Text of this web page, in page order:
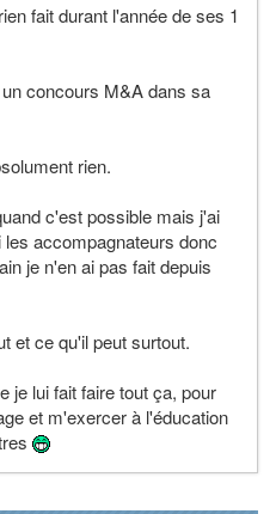
fait durant l'année de ses 1
concours M&A dans sa
rien.
c'est possible mais j'ai
accompagnateurs donc
je n'en ai pas fait depuis
et ce qu'il peut surtout.
je lui fait faire tout ça, pour
et m'exercer à l'éducation